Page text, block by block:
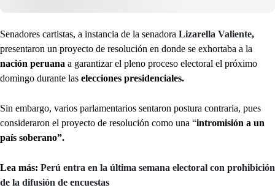
Senadores cartistas, a instancia de la senadora Lizarella Valiente,
presentaron un proyecto de resolución en donde se exhortaba a la
nación peruana a garantizar el pleno proceso electoral el próximo
domingo durante las elecciones presidenciales.
Sin embargo, varios parlamentarios sentaron postura contraria, pues
consideraron el proyecto de resolución como una “intromisión a un
país soberano”.
Lea más: Perú entra en la última semana electoral con prohibición
de la difusión de encuestas